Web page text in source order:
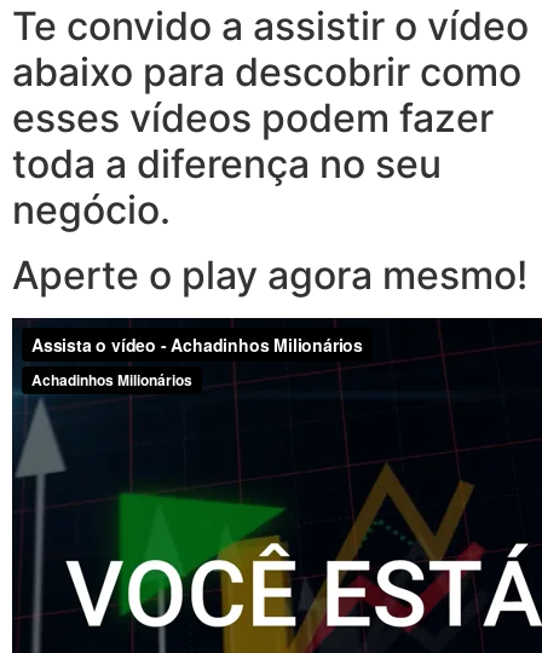
Te convido a assistir o vídeo
abaixo para descobrir como
esses vídeos podem fazer
toda a diferença no seu
negócio.
Aperte o play agora mesmo!